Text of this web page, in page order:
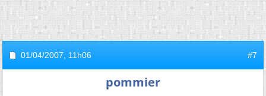
01/04/2007, 11h06 #7
pommier